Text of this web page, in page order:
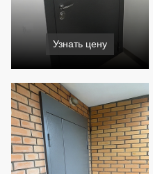
Узнать цену